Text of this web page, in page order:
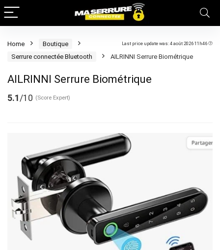
Last price update was: 4 août 2026 11h46
Home
Boutique
Serrure connectée Bluetooth
AILRINNI Serrure Biométrique
AILRINNI Serrure Biométrique
5.1 /10 (Score Expert)